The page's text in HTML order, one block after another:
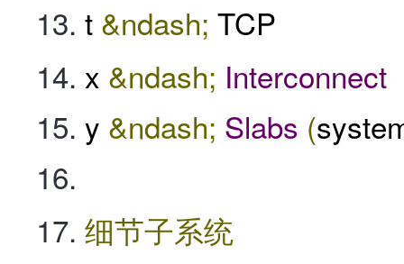
t &ndash; TCP
x &ndash; Interconnect
y &ndash; Slabs (
细节子系统